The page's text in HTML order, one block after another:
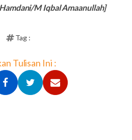
M Iqbal Amaanullah]
Tag :
Tulisan Ini :